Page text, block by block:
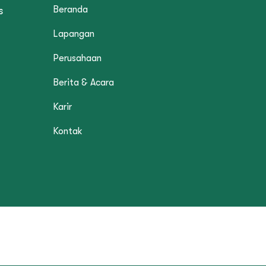
Beranda
Lapangan
Perusahaan
Berita & Acara
Karir
Kontak